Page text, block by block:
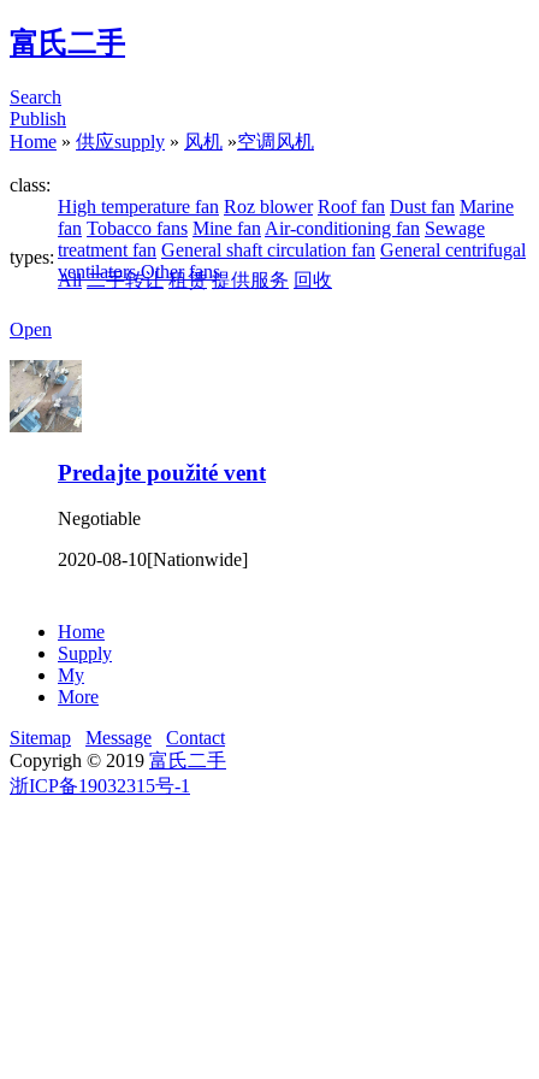
富氏二手
Search
Publish
Home » 供应supply » 风机 »空调风机
class:
High temperature fan Roz blower Roof fan Dust fan Marine
fan Tobacco fans Mine fan Air-conditioning fan Sewage
treatment fan General shaft circulation fan General centrifugal
ventilators Other fans
types:
All 二手转让 租赁 提供服务 回收
Open
Predajte použité vent
Negotiable
2020-08-10[Nationwide]
Home
Supply
My
More
Sitemap
Message
Contact
Copyrigh © 2019 富氏二手
浙ICP备19032315号-1